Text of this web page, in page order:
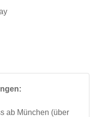
ab München (über